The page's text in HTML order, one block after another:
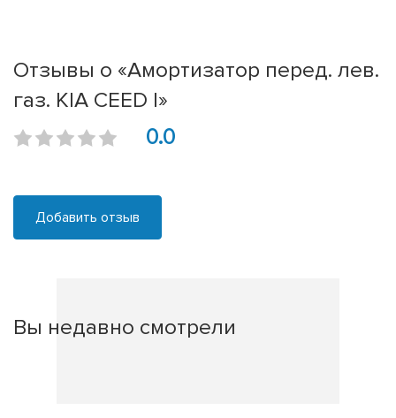
Отзывы о «Амортизатор перед. лев.
газ. KIA CEED I»
0.0
Добавить отзыв
Вы недавно смотрели